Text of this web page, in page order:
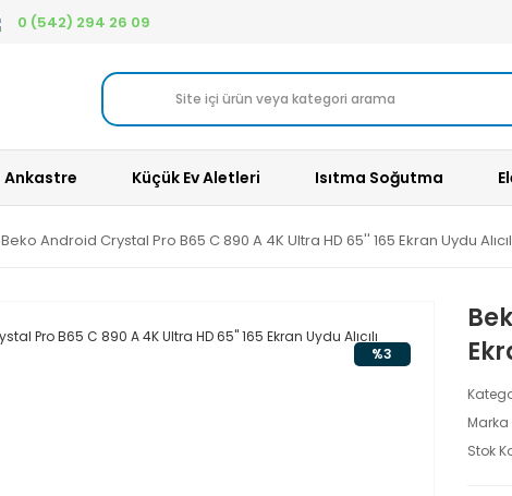
0 (542) 294 26 09
Ankastre Küçük Ev Aletleri Isıtma Soğutma
Beko Android Crystal Pro B65 C 890 A 4K Ultra HD 65'' 165 Ekran Uydu
%3
Marka
Stok